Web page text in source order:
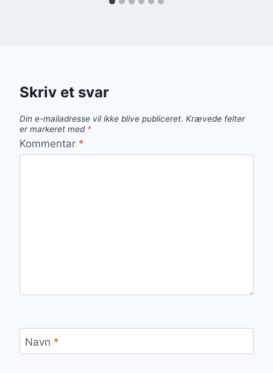
Skriv et svar
Din e-mailadresse vil ikke blive publiceret. Krævede felter
er markeret med *
Kommentar *
Navn *